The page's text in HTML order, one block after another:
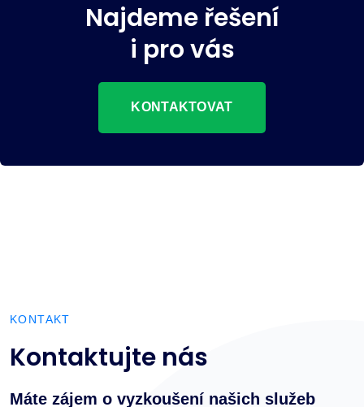
Najdeme řešení
i pro vás
KONTAKTOVAT
KONTAKT
Kontaktujte nás
Máte zájem o vyzkoušení našich služeb